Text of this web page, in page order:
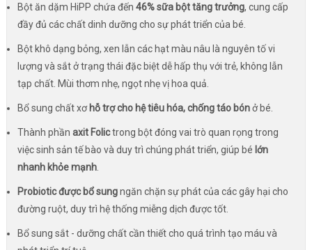
Bột ăn dặm HiPP chứa đến 46% sữa bột tăng trưởng, cung cấp
đầy đủ các chất dinh dưỡng cho sự phát triển của bé.
Bột khô dạng bỏng, xen lẫn các hạt màu nâu là nguyên tố vi
lượng và sắt ở trạng thái đặc biệt dễ hấp thụ với trẻ, không lẫn
tạp chất. Mùi thơm nhẹ, ngọt nhẹ vị hoa quả.
Bổ sung chất xơhỗ trợ cho hệ tiêu hóa, chống táo bónở bé.
Thành phần axit Folictrong bột đóng vai trò quan rọng trong
việc sinh sản tế bào và duy trì chúng phát triển, giúp bé lớn
nhanh khỏe mạnh.
Probiotic được bổ sungngăn chặn sự phát của các gây hại cho
đường ruột, duy trì hệ thống miễng dịch được tốt.
Bổ sung sắt - dưỡng chất cần thiết cho quá trình tạo máu và